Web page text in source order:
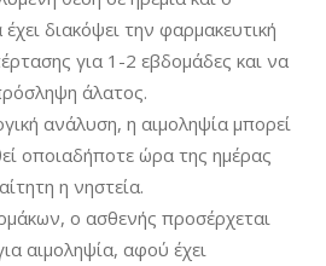
διακόψει την φαρμακευτική
για 1-2 εβδομάδες και να
άλατος.
ανάλυση, η αιμοληψία μπορεί
οποιαδήποτε ώρα της ημέρας
η νηστεία.
ο ασθενής προσέρχεται
αιμοληψία, αφού έχει